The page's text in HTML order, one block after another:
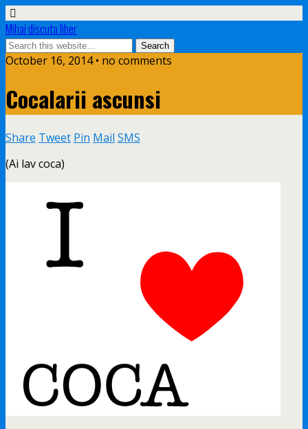
Mihai discuta liber
October 16, 2014 • no comments
Cocalarii ascunsi
Share Tweet Pin Mail SMS
(Ai lav coca)